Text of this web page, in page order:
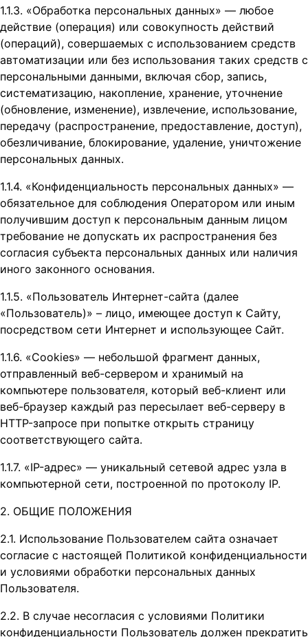
1.1.3. «Обработка персональных данных» — любое
действие (операция) или совокупность действий
(операций), совершаемых с использованием средств
автоматизации или без использования таких средств с
персональными данными, включая сбор, запись,
систематизацию, накопление, хранение, уточнение
(обновление, изменение), извлечение, использование,
передачу (распространение, предоставление, доступ),
обезличивание, блокирование, удаление, уничтожение
персональных данных.
1.1.4. «Конфиденциальность персональных данных» —
обязательное для соблюдения Оператором или иным
получившим доступ к персональным данным лицом
требование не допускать их распространения без
согласия субъекта персональных данных или наличия
иного законного основания.
1.1.5. «Пользователь Интернет-сайта (далее
«Пользователь)» – лицо, имеющее доступ к Сайту,
посредством сети Интернет и использующее Сайт.
1.1.6. «Cookies» — небольшой фрагмент данных,
отправленный веб-сервером и хранимый на
компьютере пользователя, который веб-клиент или
веб-браузер каждый раз пересылает веб-серверу в
HTTP-запросе при попытке открыть страницу
соответствующего сайта.
1.1.7. «IP-адрес» — уникальный сетевой адрес узла в
компьютерной сети, построенной по протоколу IP.
2. ОБЩИЕ ПОЛОЖЕНИЯ
2.1. Использование Пользователем сайта означает
согласие с настоящей Политикой конфиденциальности
и условиями обработки персональных данных
Пользователя.
2.2. В случае несогласия с условиями Политики
конфиденциальности Пользователь должен прекратить